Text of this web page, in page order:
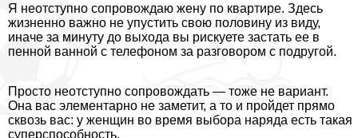
Я неотступно сопровождаю жену по квартире. Здесь
жизненно важно не упустить свою половину из виду,
иначе за минуту до выхода вы рискуете застать ее в
пенной ванной с телефоном за разговором с подругой.
Просто неотступно сопровождать — тоже не вариант.
Она вас элементарно не заметит, а то и пройдет прямо
сквозь вас: у женщин во время выбора наряда есть такая
суперспособность.